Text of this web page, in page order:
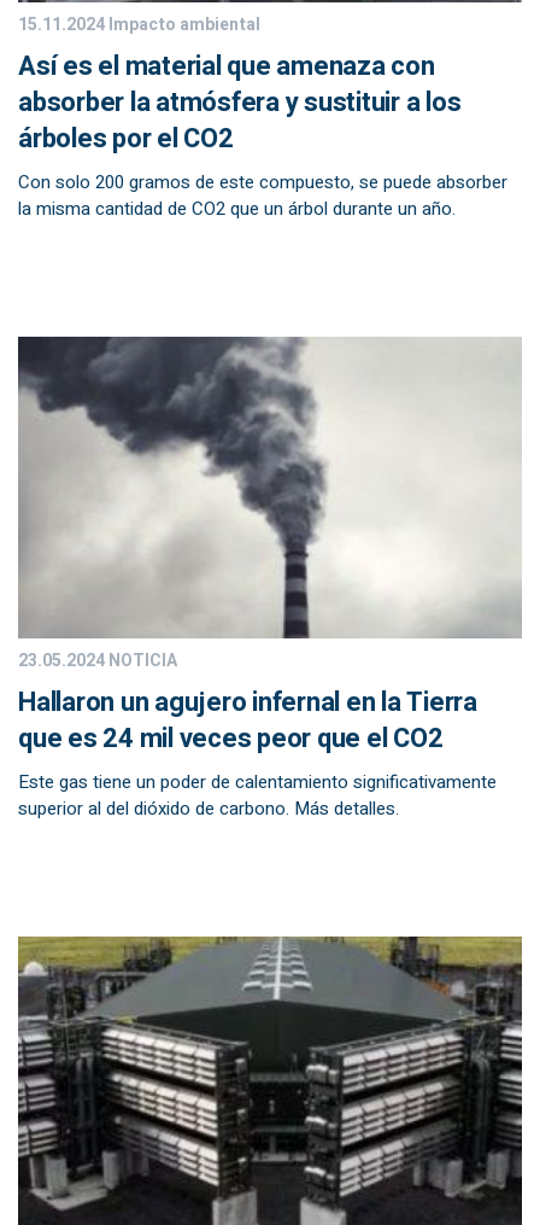
15.11.2024Impacto ambiental
Así es el material que amenaza con
absorber la atmósfera y sustituir a los
árboles por el CO2
Con solo 200 gramos de este compuesto, se puede absorber
la misma cantidad de CO2 que un árbol durante un año.
23.05.2024NOTICIA
Hallaron un agujero infernal en la Tierra
que es 24 mil veces peor que el CO2
Este gas tiene un poder de calentamiento significativamente
superior al del dióxido de carbono. Más detalles.